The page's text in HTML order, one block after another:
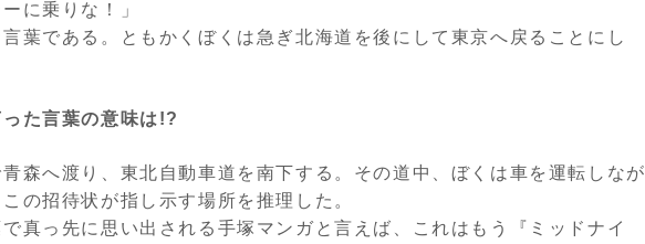
に乗りな！」
葉である。ともかくぼくは急ぎ北海道を後にして東京へ戻ることにし
た言葉の意味は!?
森へ渡り、東北自動車道を南下する。その道中、ぼくは車を運転しなが
の招待状が指し示す場所を推理した。
真っ先に思い出される手塚マンガと言えば、これはもう『ミッドナイ